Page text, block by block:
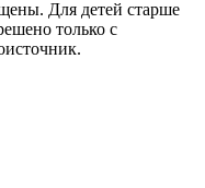
Для детей старше
только с